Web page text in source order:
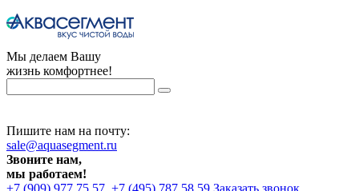
Мы делаем Вашу
жизнь комфортнее!
Пишите нам на почту:
sale@aquasegment.ru
Звоните нам,
мы работаем!
+7 (909) 977 75 57 +7 (495) 787 58 59 Заказать звонок